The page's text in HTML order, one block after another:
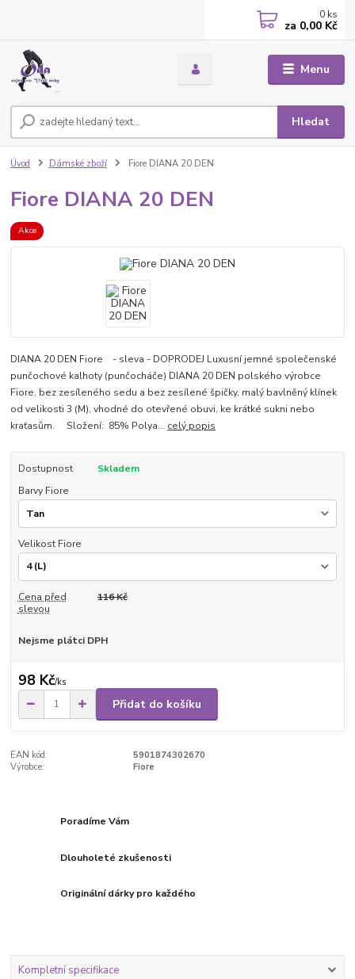
Menu
Hledat
0 ks
za 0,00 Kč
Úvod Dámské zboží Fiore DIANA 20 DEN
Fiore DIANA 20 DEN
Akce
DIANA 20 DEN Fiore - sleva - DOPRODEJ Luxusní jemné společenské
punčochové kalhoty (punčocháče) DIANA 20 DEN polského výrobce
Fiore, bez zesíleného sedu a bez zesílené špičky, malý bavlněný klínek
od velikosti 3 (M), vhodné do otevřené obuvi, ke krátké sukni nebo
kraťasům. Složení: 85% Polya... celý popis
Dostupnost
Skladem
Barvy Fiore
Velikost Fiore
Cena před
slevou
116 Kč
Nejsme plátci DPH
98 Kč/ks
Přidat do košíku
EAN kód:
5901874302670
Výrobce:
Fiore
Poradíme Vám
Dlouholeté zkušenosti
Originální dárky pro každého
Kompletní specifikace